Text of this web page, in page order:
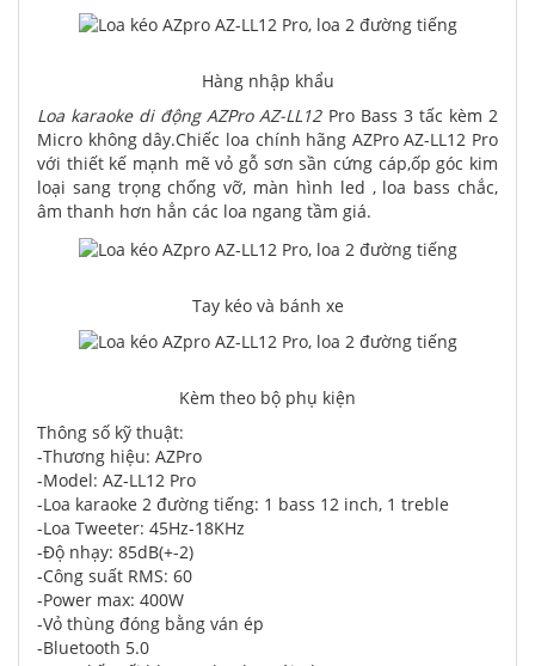
Hàng nhập khẩu
Loa karaoke di động AZPro AZ-LL12Pro Bass 3 tấc kèm 2
Micro không dây.Chiếc loa chính hãng AZPro AZ-LL12 Pro
với thiết kế mạnh mẽ vỏ gỗ sơn sần cứng cáp,ốp góc kim
loại sang trọng chống vỡ, màn hình led , loa bass chắc,
âm thanh hơn hẳn các loa ngang tầm giá.
Tay kéo và bánh xe
Kèm theo bộ phụ kiện
Thông số kỹ thuật:
-Thương hiệu: AZPro
-Model: AZ-LL12 Pro
-Loa karaoke 2 đường tiếng: 1 bass 12 inch, 1 treble
-Loa Tweeter: 45Hz-18KHz
-Độ nhạy: 85dB(+-2)
-Công suất RMS: 60
-Power max: 400W
-Vỏ thùng đóng bằng ván ép
-Bluetooth 5.0